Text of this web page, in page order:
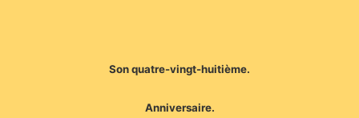
Son quatre-vingt-huitième.
Anniversaire.